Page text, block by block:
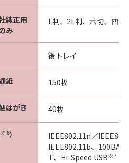
純正用
み
L判、2L判、六切、四切
後トレイ
紙 150枚
はがき 40枚
※6）
IEEE802.11n／
IEEE802.11b、
T、Hi-Speed USB※7